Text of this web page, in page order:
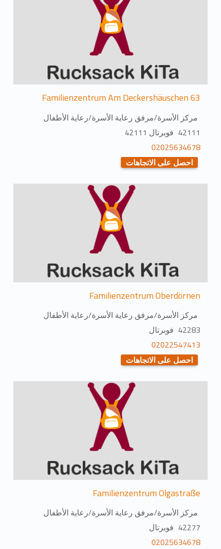
Familienzentrum Am Deckershäuschen 63
مركز الأسرة/مرفق رعاية الأسرة/رعاية الأطفال
42111 فوبرتال 42111
02025634678
احصل على الاتجاهات
Familienzentrum Oberdörnen
مركز الأسرة/مرفق رعاية الأسرة/رعاية الأطفال
42283 فوبرتال
02022547413
احصل على الاتجاهات
Familienzentrum Olgastraße
مركز الأسرة/مرفق رعاية الأسرة/رعاية الأطفال
42277 فوبرتال
02025634678